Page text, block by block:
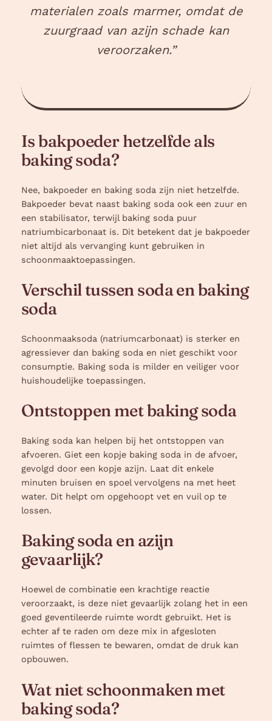
materialen zoals marmer, omdat de
zuurgraad van azijn schade kan
veroorzaken.”
Is bakpoeder hetzelfde als
baking soda?
Nee, bakpoeder en baking soda zijn niet hetzelfde.
Bakpoeder bevat naast baking soda ook een zuur en
een stabilisator, terwijl baking soda puur
natriumbicarbonaat is. Dit betekent dat je bakpoeder
niet altijd als vervanging kunt gebruiken in
schoonmaaktoepassingen.
Verschil tussen soda en baking
soda
Schoonmaaksoda (natriumcarbonaat) is sterker en
agressiever dan baking soda en niet geschikt voor
consumptie. Baking soda is milder en veiliger voor
huishoudelijke toepassingen.
Ontstoppen met baking soda
Baking soda kan helpen bij het ontstoppen van
afvoeren. Giet een kopje baking soda in de afvoer,
gevolgd door een kopje azijn. Laat dit enkele
minuten bruisen en spoel vervolgens na met heet
water. Dit helpt om opgehoopt vet en vuil op te
lossen.
Baking soda en azijn
gevaarlijk?
Hoewel de combinatie een krachtige reactie
veroorzaakt, is deze niet gevaarlijk zolang het in een
goed geventileerde ruimte wordt gebruikt. Het is
echter af te raden om deze mix in afgesloten
ruimtes of flessen te bewaren, omdat de druk kan
opbouwen.
Wat niet schoonmaken met
baking soda?